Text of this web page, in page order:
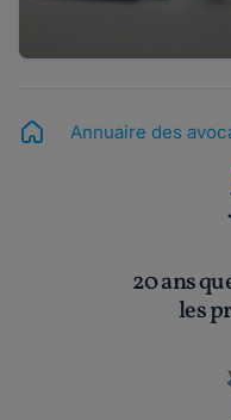
Annuaire des
20 ans
les